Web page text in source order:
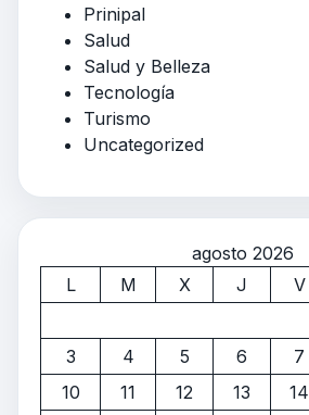
Prinipal
Salud
Salud y Belleza
Tecnología
Turismo
Uncategorized
agosto 2026
L
M X J V
3
4 5 6 7
10
11 12 13 14